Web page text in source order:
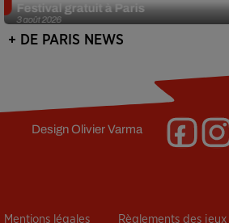
3 août 2026
Festival gratuit à Paris
+ DE PARIS NEWS
DesignOlivier Varma
Mentions légales Règlements des jeux